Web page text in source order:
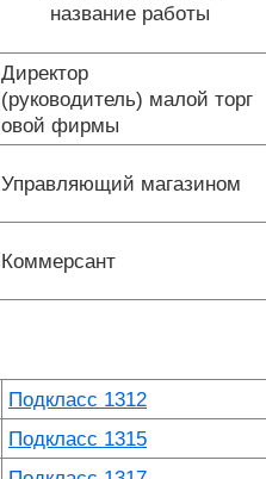
название работы
Директор
(руководитель) малой торг
овой фирмы
Управляющий магазином
Коммерсант
Подкласс 1312
Подкласс 1315